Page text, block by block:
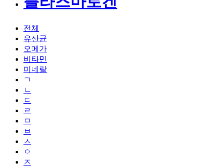
전체
유산균
오메가
비타민
미네랄
ㄱ
ㄴ
ㄷ
ㄹ
ㅁ
ㅂ
ㅅ
ㅇ
ㅈ